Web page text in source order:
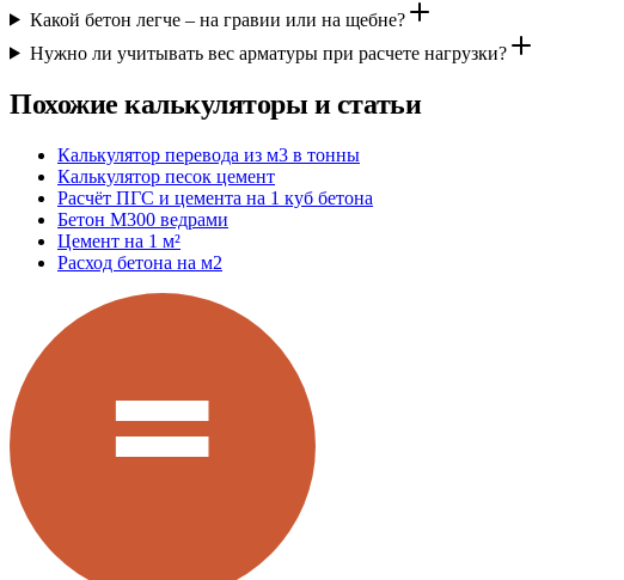
Какой бетон легче – на гравии или на щебне?
Нужно ли учитывать вес арматуры при расчете нагрузки?
Похожие калькуляторы и статьи
Калькулятор перевода из м3 в тонны
Калькулятор песок цемент
Расчёт ПГС и цемента на 1 куб бетона
Бетон М300 ведрами
Цемент на 1 м²
Расход бетона на м2